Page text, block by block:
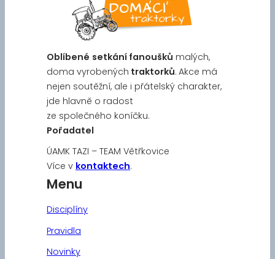
Oblíbené setkání fanoušků malých,
doma vyrobených traktorků. Akce má
nejen soutěžní, ale i přátelský charakter,
jde hlavně o radost
ze společného koníčku.
Pořadatel
ÚAMK TAZI – TEAM Větřkovice
Více v kontaktech.
Menu
Disciplíny
Pravidla
Novinky